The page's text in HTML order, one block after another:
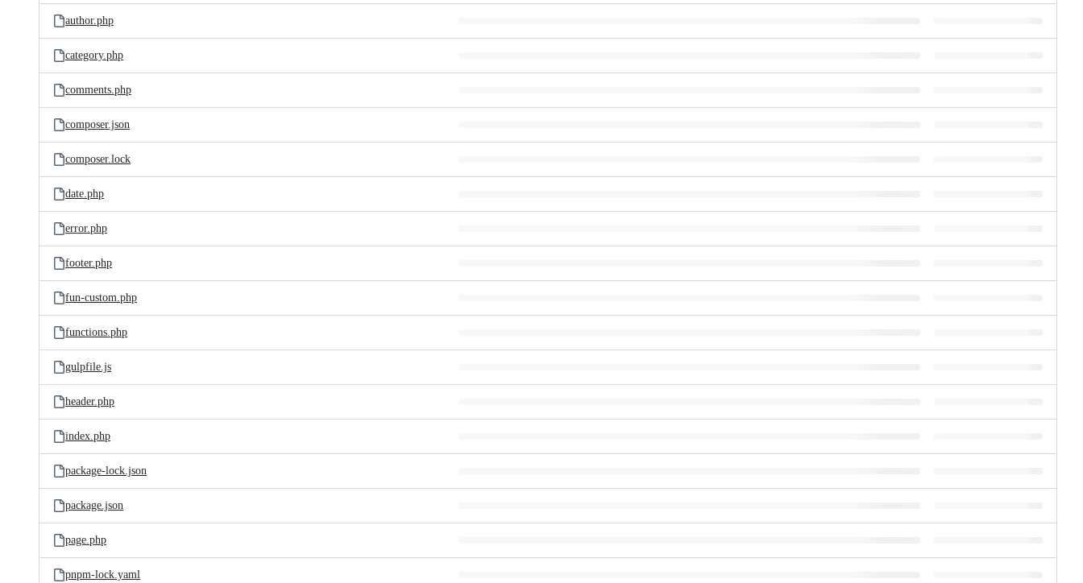
author.php
category.php
comments.php
composer.json
composer.lock
date.php
error.php
footer.php
fun-custom.php
functions.php
gulpfile.js
header.php
index.php
package-lock.json
package.json
page.php
pnpm-lock.yaml